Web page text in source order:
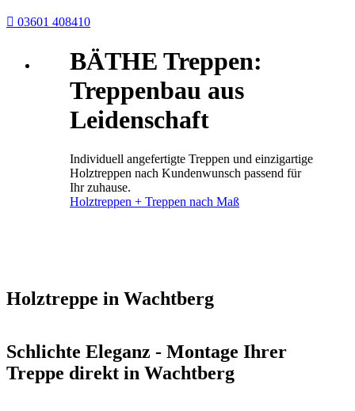
 03601 408410
BÄTHE Treppen:
Treppenbau aus
Leidenschaft
Individuell angefertigte Treppen und einzigartige
Holztreppen nach Kundenwunsch passend für
Ihr zuhause.
Holztreppen + Treppen nach Maß
Holztreppe in Wachtberg
Schlichte Eleganz - Montage Ihrer
Treppe direkt in Wachtberg